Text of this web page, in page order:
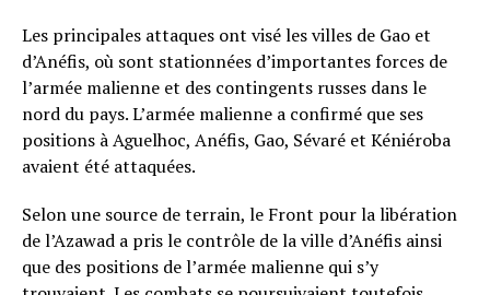
Les principales attaques ont visé les villes de Gao et
d’Anéfis, où sont stationnées d’importantes forces de
l’armée malienne et des contingents russes dans le
nord du pays. L’armée malienne a confirmé que ses
positions à Aguelhoc, Anéfis, Gao, Sévaré et Kéniéroba
avaient été attaquées.
Selon une source de terrain, le Front pour la libération
de l’Azawad a pris le contrôle de la ville d’Anéfis ainsi
que des positions de l’armée malienne qui s’y